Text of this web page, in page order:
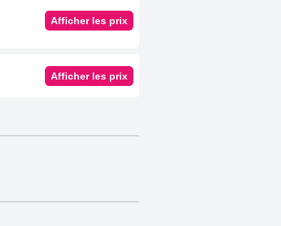
Afficher les prix
Afficher les prix